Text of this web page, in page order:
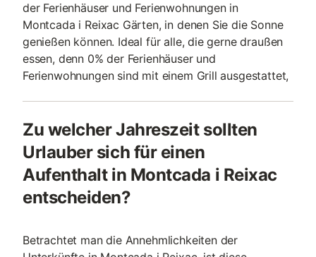
der Ferienhäuser und Ferienwohnungen in
Montcada i Reixac Gärten, in denen Sie die Sonne
genießen können. Ideal für alle, die gerne draußen
essen, denn 0% der Ferienhäuser und
Ferienwohnungen sind mit einem Grill ausgestattet,
Zu welcher Jahreszeit sollten
Urlauber sich für einen
Aufenthalt in Montcada i Reixac
entscheiden?
Betrachtet man die Annehmlichkeiten der